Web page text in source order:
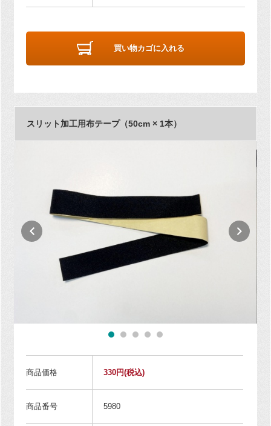
買い物カゴに入れる
スリット加工用布テープ（50cm × 1本）
商品価格 330円(税込)
商品番号 5980